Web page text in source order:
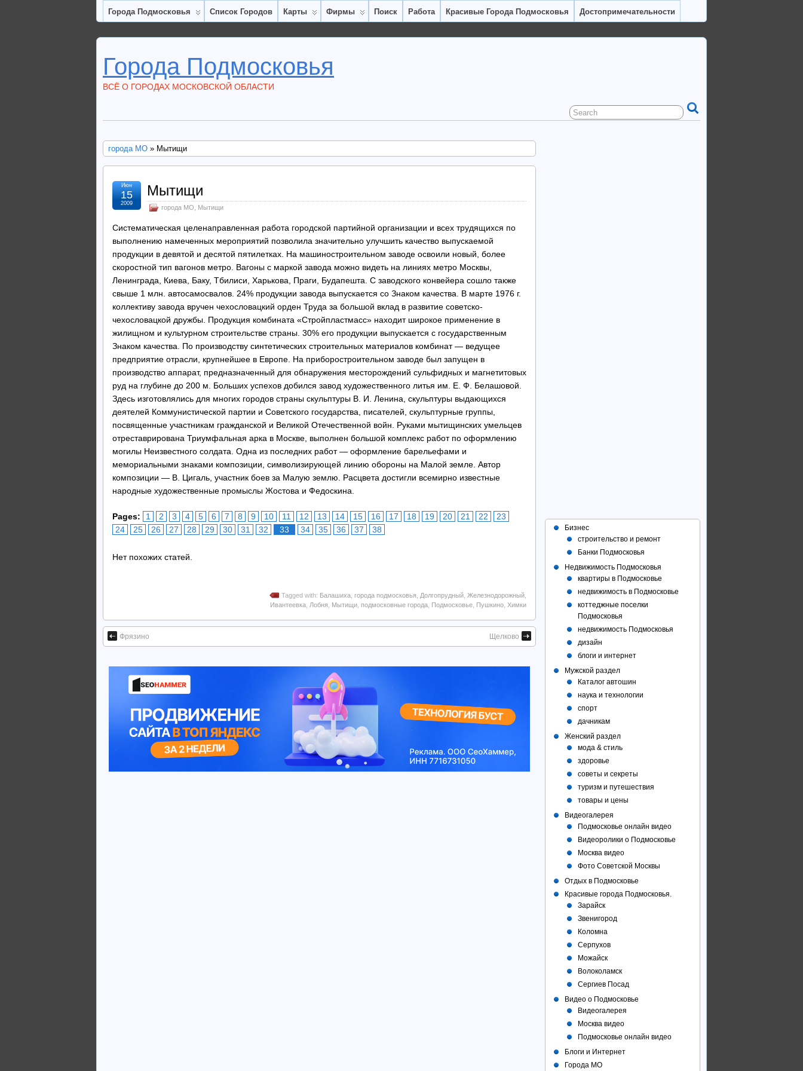
Города Подмосковья Список Городов Карты Фирмы Поиск Работа Красивые Города Подмосковья Достопримечательности
Города Подмосковья
ВСЁ О ГОРОДАХ МОСКОВСКОЙ ОБЛАСТИ
города МО » Мытищи
Мытищи
города МО Мытищи
Июн
15
2009
Систематическая целенаправленная работа городской партийной организации и всех трудящихся по
выполнению намеченных мероприятий позволила значительно улучшить качество выпускаемой
продукции в девятой и десятой пятилетках. На машиностроительном заводе освоили новый, более
скоростной тип вагонов метро. Вагоны с маркой завода можно видеть на линиях метро Москвы,
Ленинграда, Киева, Баку, Тбилиси, Харькова, Праги, Будапешта. С заводского конвейера сошло также
свыше 1 млн. автосамосвалов. 24% продукции завода выпускается со Знаком качества. В марте 1976 г.
коллективу завода вручен чехословацкий орден Труда за большой вклад в развитие советско-
чехословацкой дружбы. Продукция комбината «Стройпластмасс» находит широкое применение в
жилищном и культурном строительстве страны. 30% его продукции выпускается с государственным
Знаком качества. По производству синтетических строительных материалов комбинат — ведущее
предприятие отрасли, крупнейшее в Европе. На приборостроительном заводе был запущен в
производство аппарат, предназначенный для обнаружения месторождений сульфидных и магнетитовых
руд на глубине до 200 м. Больших успехов добился завод художественного литья им. Е. Ф. Белашовой.
Здесь изготовлялись для многих городов страны скульптуры В. И. Ленина, скульптуры выдающихся
деятелей Коммунистической партии и Советского государства, писателей, скульптурные группы,
посвященные участникам гражданской и Великой Отечественной войн. Руками мытищинских умельцев
отреставрирована Триумфальная арка в Москве, выполнен большой комплекс работ по оформлению
могилы Неизвестного солдата. Одна из последних работ — оформление барельефами и
мемориальными знаками композиции, символизирующей линию обороны на Малой земле. Автор
композиции — В. Цигаль, участник боев за Малую землю. Расцвета достигли всемирно известные
народные художественные промыслы Жостова и Федоскина.
Pages: 1 2 3 4 5 6 7 8 9 10 11 12 13 14 15 16 17 18 19 20 21 22
23
24
25 26 27 28 29 30 31 32 33 34 35 36 37 38
Нет похожих статей.
Tagged with: Балашиха города подмосковья Долгопрудный Железнодорожный
Ивантеевка Лобня Мытищи подмосковные города Подмосковье Пушкино Химки
Фрязино Щелково
Бизнес
строительство и ремонт
Банки Подмосковья
Недвижимость Подмосковья
квартиры в Подмосковье
недвижимость в Подмосковье
коттеджные поселки
Подмосковья
недвижимость Подмосковья
дизайн
блоги и интернет
Мужской раздел
Каталог автошин
наука и технологии
спорт
дачникам
Женский раздел
мода & стиль
здоровье
советы и секреты
туризм и путешествия
товары и цены
Видеогалерея
Подмосковье онлайн видео
Видеоролики о Подмосковье
Москва видео
Фото Советcкой Москвы
Отдых в Подмосковье
Красивые города Подмосковья.
Зарайск
Звенигород
Коломна
Серпухов
Можайск
Волоколамск
Сергиев Посад
Видео о Подмосковье
Видеогалерея
Москва видео
Подмосковье онлайн видео
Блоги и Интернет
Города МО